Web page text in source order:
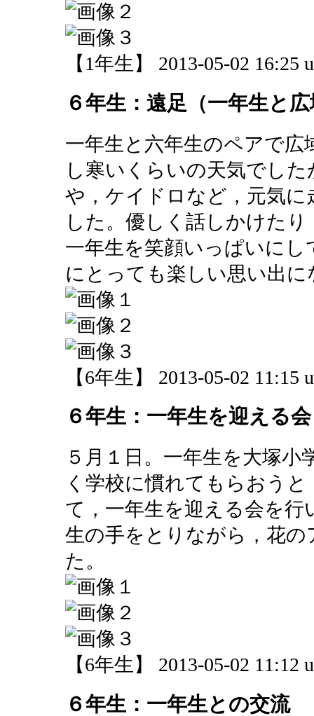
【1年生】 2013-05-02 16:25
６年生：遠足（一年生と
一年生と六年生のペアで
し寒いくらいの天気でし
や，ケイドロなど，元気
した。優しく話しかけた
一年生を笑顔いっぱいに
にとっても楽しい思い出
【6年生】 2013-05-02 11:15
６年生：一年生を迎える会
５月１日。一年生を大塚
く学校に慣れてもらおう
て，一年生を迎える会を
生の手をとりながら，花
た。
【6年生】 2013-05-02 11:12
６年生：一年生との交流